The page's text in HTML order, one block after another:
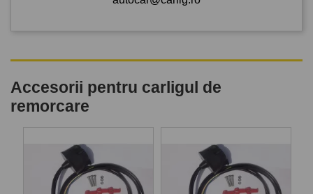
Accesorii pentru carligul de
remorcare